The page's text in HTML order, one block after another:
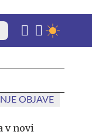
OBJAVE
v novi